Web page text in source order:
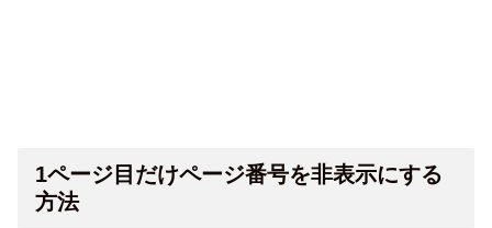
1ページ目だけページ番号を非表示にする
方法